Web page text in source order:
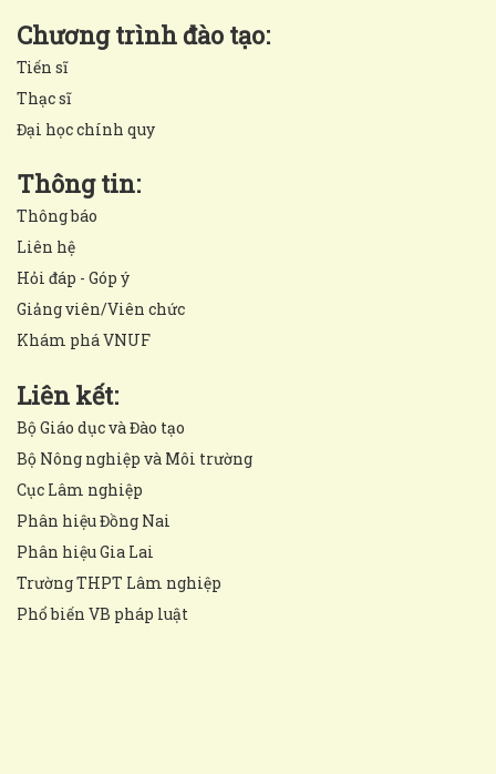
Chương trình đào tạo:
Tiến sĩ
Thạc sĩ
Đại học chính quy
Thông tin:
Thông báo
Liên hệ
Hỏi đáp - Góp ý
Giảng viên/Viên chức
Khám phá VNUF
Liên kết:
Bộ Giáo dục và Đào tạo
Bộ Nông nghiệp và Môi trường
Cục Lâm nghiệp
Phân hiệu Đồng Nai
Phân hiệu Gia Lai
Trường THPT Lâm nghiệp
Phổ biến VB pháp luật